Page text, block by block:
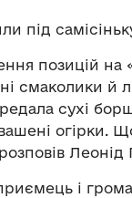
під
позицій на
смаколики й
сухі
огірки.
Леонід
і